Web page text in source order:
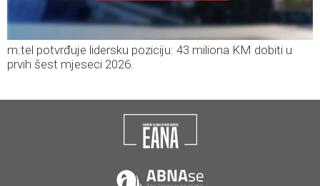
m:tel potvrđuje lidersku poziciju: 43 miliona KM dobiti u
prvih šest mjeseci 2026.